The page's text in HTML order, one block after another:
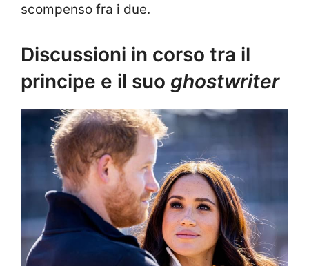
scompenso fra i due.
Discussioni in corso tra il
principe e il suo ghostwriter